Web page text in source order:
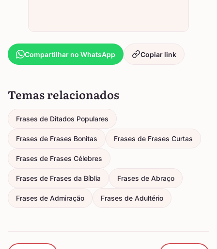
Compartilhar no WhatsApp Copiar link
Temas relacionados
Frases de Ditados Populares
Frases de Frases Bonitas Frases de Frases Curtas
Frases de Frases Célebres
Frases de Frases da Bíblia Frases de Abraço
Frases de Admiração Frases de Adultério